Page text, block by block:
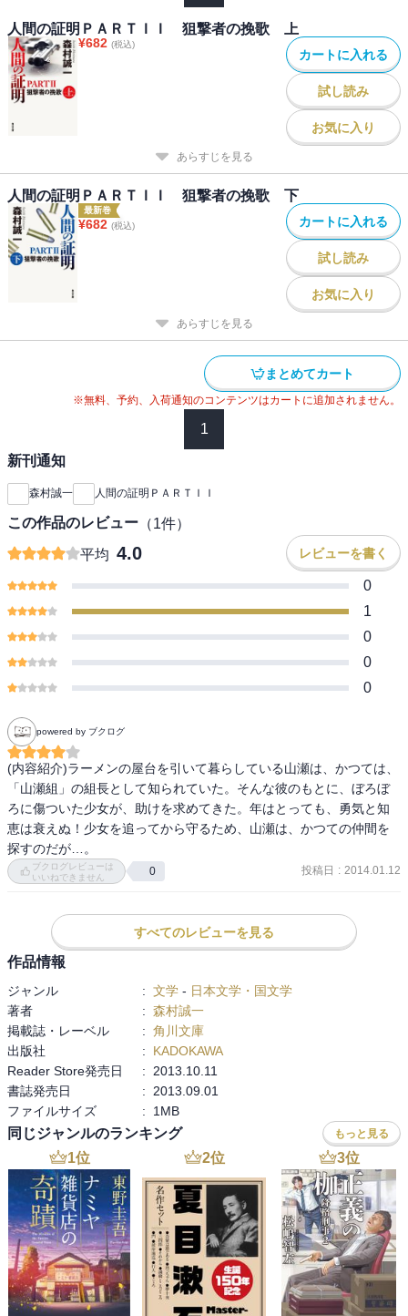
人間の証明ＰＡＲＴＩＩ 狙撃者の挽歌 上
¥682 (税込)
カートに入れる
試し読み
お気に入り
あらすじを見る
人間の証明ＰＡＲＴＩＩ 狙撃者の挽歌 下
最新巻
¥682 (税込) カートに入れる
試し読み
お気に入り
あらすじを見る
まとめてカート
※無料、予約、入荷通知のコンテンツはカートに追加されません。
1
新刊通知
森村誠一 人間の証明ＰＡＲＴＩＩ
この作品のレビュー （1件）
平均 4.0 レビューを書く
0
1
0
0
0
powered by ブクログ
(内容紹介)ラーメンの屋台を引いて暮らしている山瀬は、かつては、
「山瀬組」の組長として知られていた。そんな彼のもとに、ぼろぼ
ろに傷ついた少女が、助けを求めてきた。年はとっても、勇気と知
恵は衰えぬ！少女を追ってから守るため、山瀬は、かつての仲間を
探すのだが…。
ブクログレビューは
いいねできません
0 投稿日 : 2014.01.12
すべてのレビューを見る
作品情報
ジャンル : 文学 - 日本文学・国文学
著者
: 森村誠一
掲載誌・レーベル
: 角川文庫
出版社
:
KADOKAWA
Reader Store発売日
:
2013.10.11
書誌発売日
:
2013.09.01
ファイルサイズ
: 1MB
同じジャンルのランキング もっと見る
1位 2位 3位